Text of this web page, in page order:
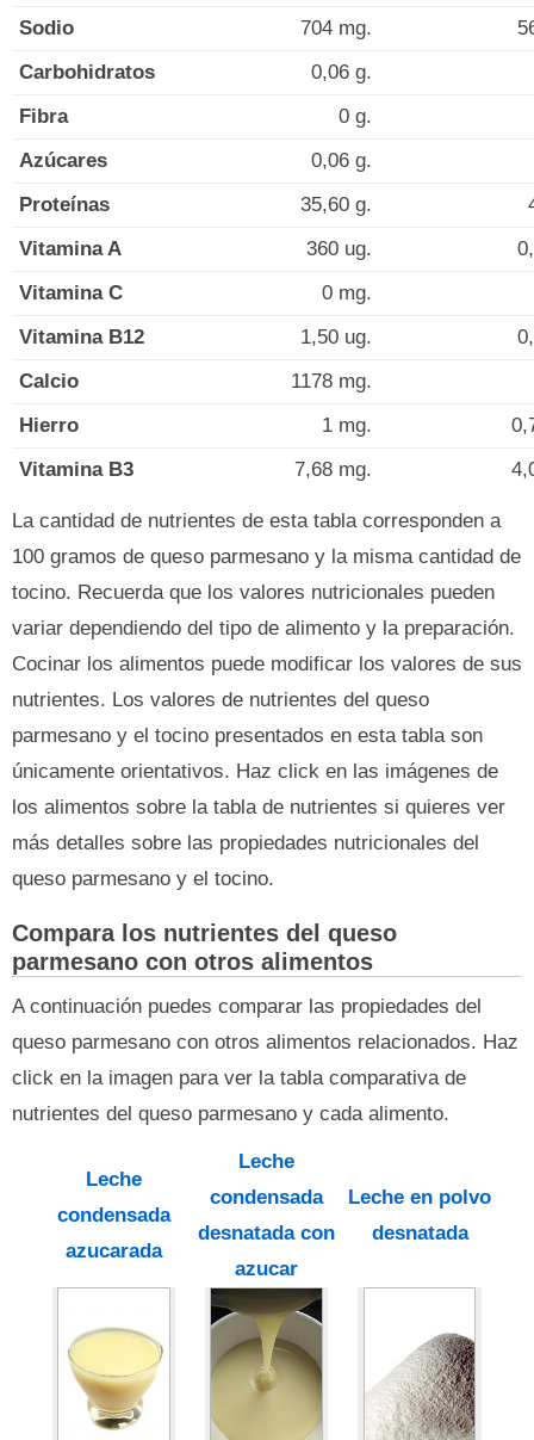
Sodio
704 mg.
Carbohidratos
0,06 g.
Fibra
0 g.
Azúcares
0,06 g.
Proteínas
35,60 g.
Vitamina A
360 ug.
Vitamina C
0 mg.
Vitamina B12
1,50 ug.
Calcio
1178 mg.
Hierro
1 mg.
Vitamina B3
7,68 mg.
La cantidad de nutrientes de esta tabla corresponden a
100 gramos de queso parmesano y la misma cantidad de
tocino. Recuerda que los valores nutricionales pueden
variar dependiendo del tipo de alimento y la preparación.
Cocinar los alimentos puede modificar los valores de sus
nutrientes. Los valores de nutrientes del queso
parmesano y el tocino presentados en esta tabla son
únicamente orientativos. Haz click en las imágenes de
los alimentos sobre la tabla de nutrientes si quieres ver
más detalles sobre las propiedades nutricionales del
queso parmesano y el tocino.
Compara los nutrientes del queso
parmesano con otros alimentos
A continuación puedes comparar las propiedades del
queso parmesano con otros alimentos relacionados. Haz
click en la imagen para ver la tabla comparativa de
nutrientes del queso parmesano y cada alimento.
Leche
condensada
azucarada
Leche
condensada
desnatada con
azucar
Leche en polvo
desnatada